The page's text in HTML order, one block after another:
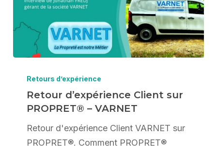
d’expérience
Client
PROPRET®
Retours d’expérience
Retour d’expérience Client sur
PROPRET® – VARNET
Retour d'expérience Client VARNET sur
PROPRET®. Comment PROPRET®